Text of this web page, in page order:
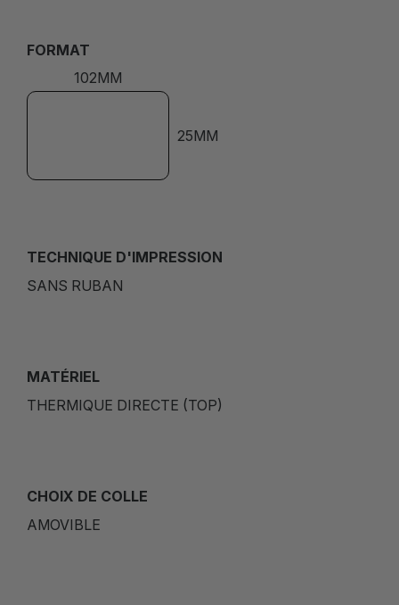
FORMAT
102MM
25MM
TECHNIQUE D'IMPRESSION
SANS RUBAN
MATÉRIEL
THERMIQUE DIRECTE (TOP)
CHOIX DE COLLE
AMOVIBLE